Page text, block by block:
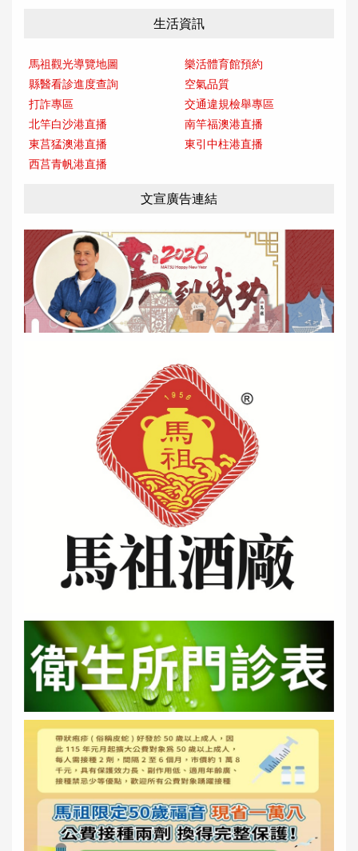
生活資訊
馬祖觀光導覽地圖
樂活體育館預約
縣醫看診進度查詢
空氣品質
打詐專區
交通違規檢舉專區
北竿白沙港直播
南竿福澳港直播
東莒猛澳港直播
東引中柱港直播
西莒青帆港直播
文宣廣告連結